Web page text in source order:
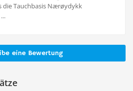
die Tauchbasis Nærøydykk
eine Bewertung